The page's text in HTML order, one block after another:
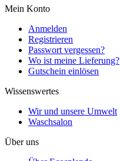
Mein Konto
Anmelden
Registrieren
Passwort vergessen?
Wo ist meine Lieferung?
Gutschein einlösen
Wissenswertes
Wir und unsere Umwelt
Waschsalon
Über uns